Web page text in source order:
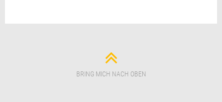
BRING MICH NACH OBEN